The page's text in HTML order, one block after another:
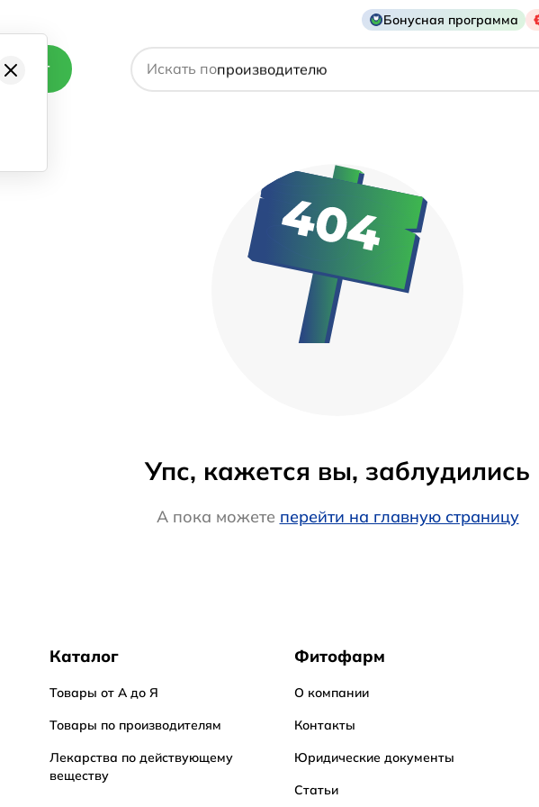
Бонусная программа
Каталог Искать по
действующему веществу
производителю
Упс, кажется вы, заблудились
А пока можете перейти на главную страницу
Каталог
Товары от А до Я
Товары по производителям
Лекарства по действующему
веществу
Фитофарм
О компании
Контакты
Юридические документы
Статьи